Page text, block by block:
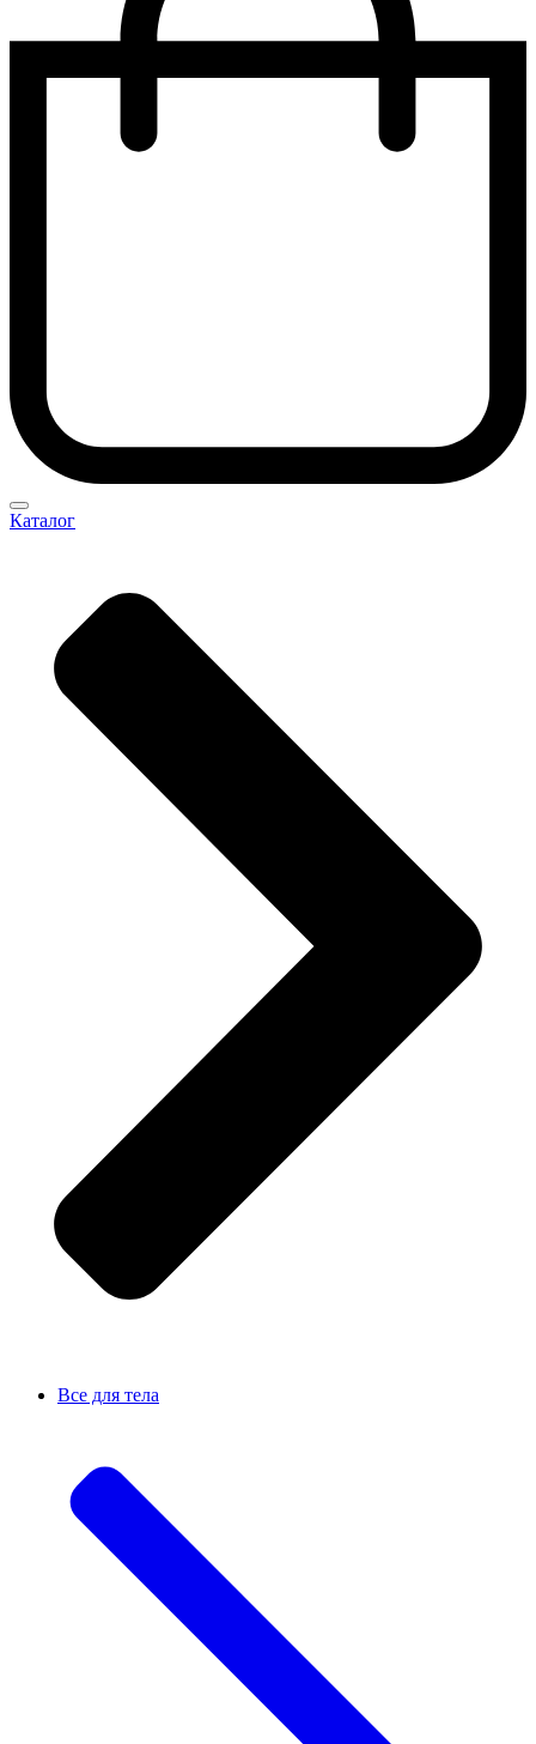
Каталог
Все для тела